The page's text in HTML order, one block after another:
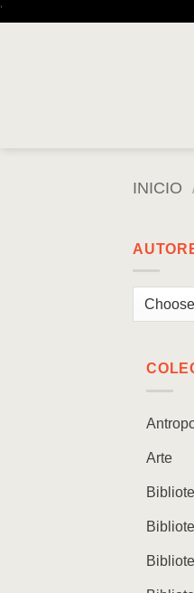
'
INICIO
Arte